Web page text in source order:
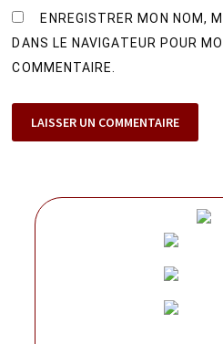
ENREGISTRER MON NOM,
DANS LE NAVIGATEUR POUR
COMMENTAIRE.